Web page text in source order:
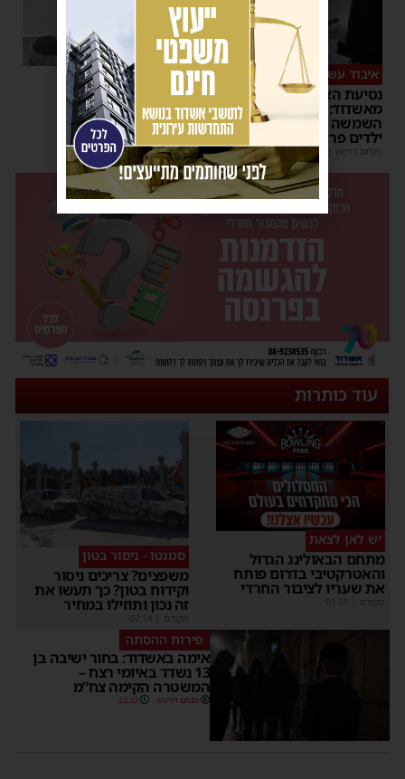
איבוד עשתונות
נסיעת האימים באוטובוס
מאשדוד: הנהג ניפץ את
השמשה לעיני הנוסעים –
ילדים פרצו בבכי
מנחם דויטש |
11:34 | 1 תגובות
צפו
על מה שוחחו מ"מ ראש
העיר והחיד"א אברג׳ל?
יוסי יחזקאלי |
23:37
עוד כותרות
יש לאן לצאת
מתחם הבאולינג הגדול
והאטרקטיבי בדרום פותח
את שעריו לציבור החרדי
סמנטו - ניסור בטון
משפצים? צריכים ניסור
וקידוח בטון? כך תעשו את
זה נכון ותוזילו במחיר
פירות ההסתה
אימה באשדוד: בחור ישיבה בן
13 נשדד באיומי רצח –
המשטרה הקימה צח”מ
מנחם דויטש 22:32
פרסומת